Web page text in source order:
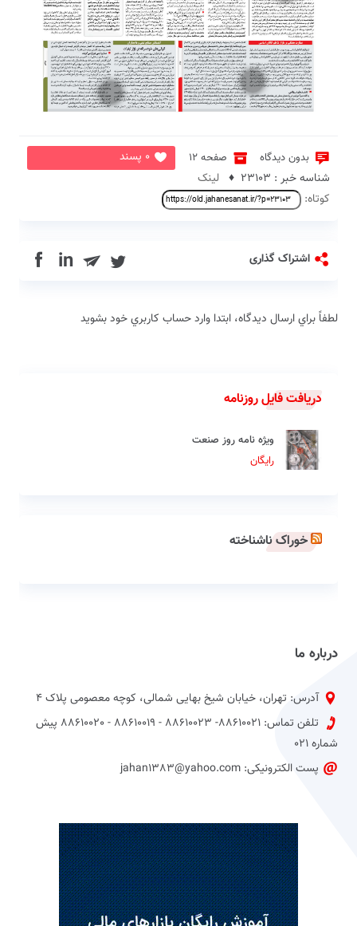
2
3
بدون دیدگاه صفحه 12
0 پسند
شناسه خبر : 23103 ♦
لینک
کوتاه:
اشتراک گذاری in
لطفاً براي ارسال دیدگاه، ابتدا وارد حساب كاربري خود بشويد
دریافت فایل روزنامه
ویژه نامه روز صنعت
رایگان
خوراک ناشناخته
درباره ما
آدرس: تهران، خیابان شیخ بهایی شمالی، کوچه معصومی پلاک 4
تلفن تماس: 88610021- 88610023 - 88610019 - 88610020 پیش
شماره 021
پست الکترونیکی: jahan1383@yahoo.com